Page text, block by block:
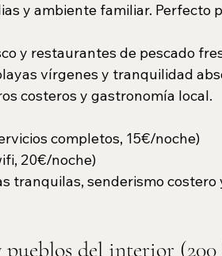
y ambiente familiar. Perfecto
y restaurantes de pescado
vírgenes y tranquilidad
costeros y gastronomía local.
completos, 15€/noche)
20€/noche)
tranquilas, senderismo costero
del interior